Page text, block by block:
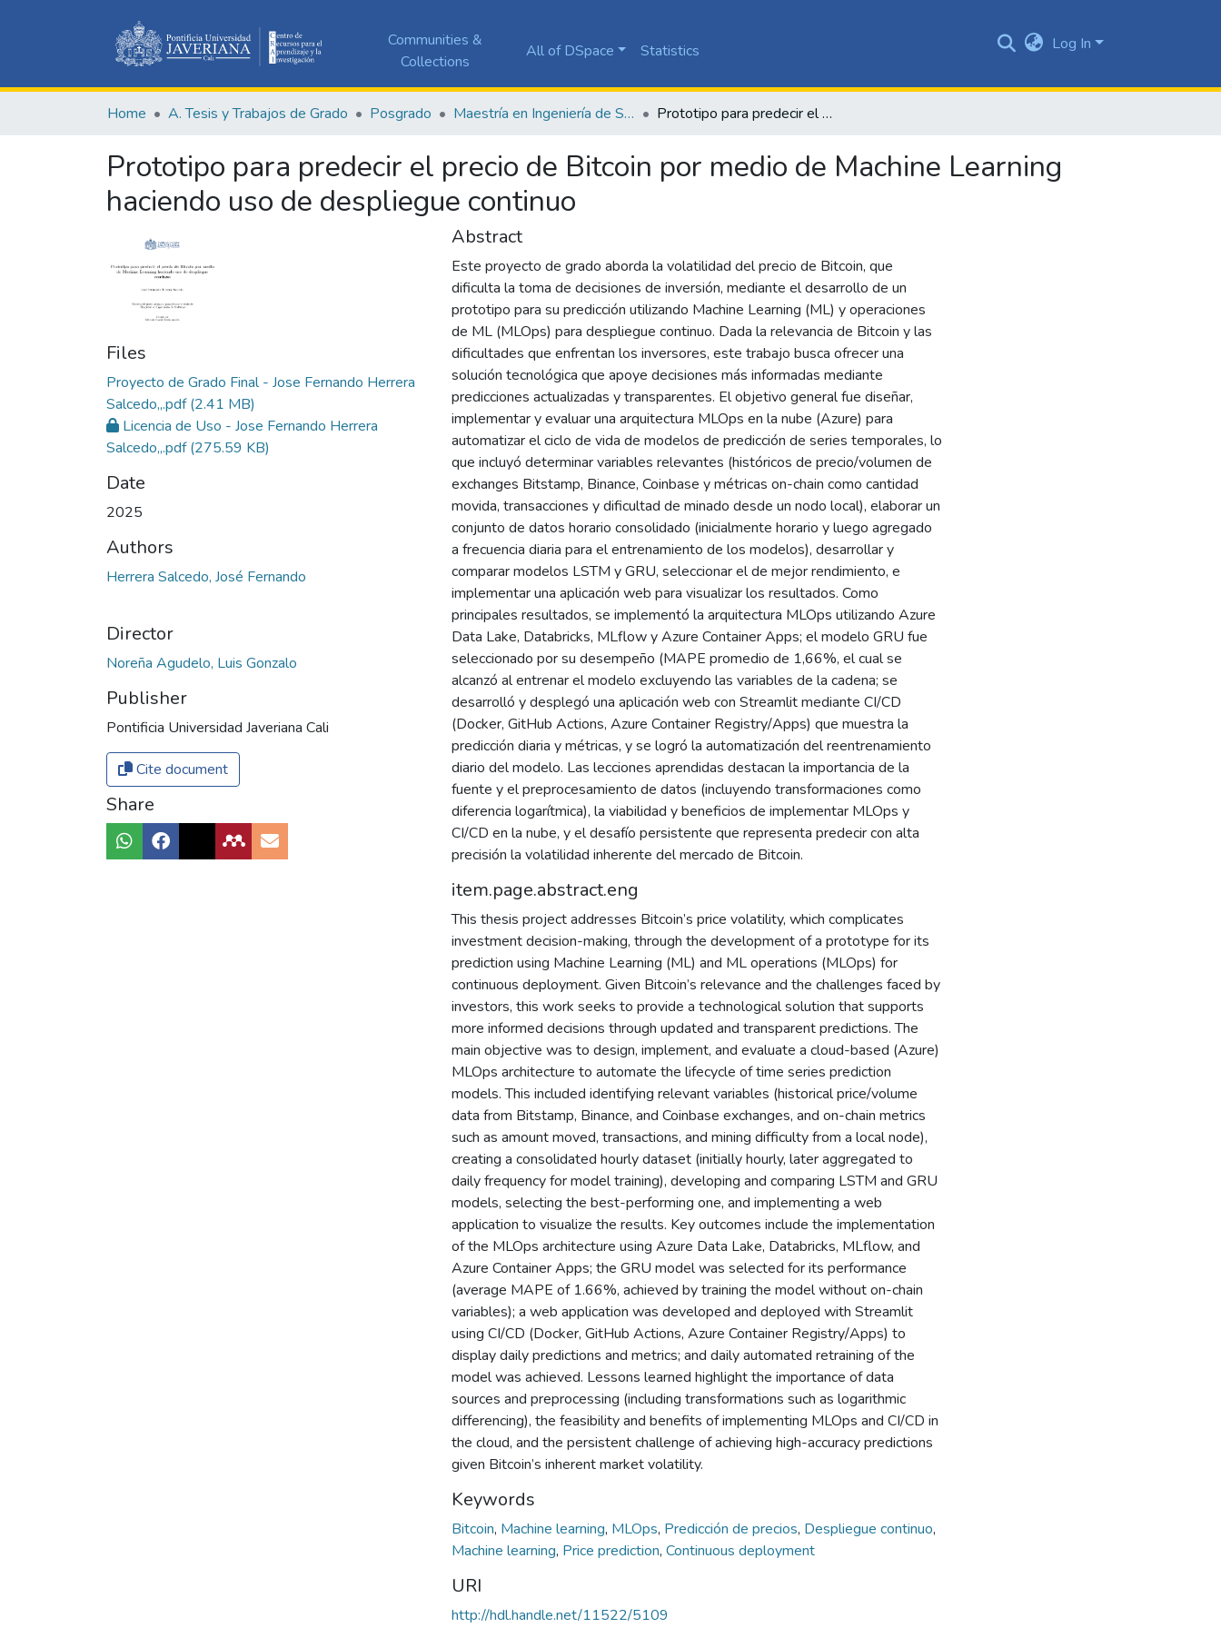
Communities &
Collections
All of DSpace Statistics Log In
Home A. Tesis y Trabajos de Grado Posgrado Maestría en Ingeniería de Software Prototipo para predecir el precio de Bitcoin por medio de Machine Learning haciendo uso de despliegue continuo
Prototipo para predecir el precio de Bitcoin por medio de Machine Learning
haciendo uso de despliegue continuo
Files
Proyecto de Grado Final - Jose Fernando Herrera
Salcedo,,.pdf(2.41 MB)
Licencia de Uso - Jose Fernando Herrera
Salcedo,,.pdf(275.59 KB)
Date
2025
Authors
Herrera Salcedo, José Fernando
Director
Noreña Agudelo, Luis Gonzalo
Publisher
Pontificia Universidad Javeriana Cali
Cite document
Share
Abstract
Este proyecto de grado aborda la volatilidad del precio de Bitcoin, que
dificulta la toma de decisiones de inversión, mediante el desarrollo de un
prototipo para su predicción utilizando Machine Learning (ML) y operaciones
de ML (MLOps) para despliegue continuo. Dada la relevancia de Bitcoin y las
dificultades que enfrentan los inversores, este trabajo busca ofrecer una
solución tecnológica que apoye decisiones más informadas mediante
predicciones actualizadas y transparentes. El objetivo general fue diseñar,
implementar y evaluar una arquitectura MLOps en la nube (Azure) para
automatizar el ciclo de vida de modelos de predicción de series temporales, lo
que incluyó determinar variables relevantes (históricos de precio/volumen de
exchanges Bitstamp, Binance, Coinbase y métricas on-chain como cantidad
movida, transacciones y dificultad de minado desde un nodo local), elaborar un
conjunto de datos horario consolidado (inicialmente horario y luego agregado
a frecuencia diaria para el entrenamiento de los modelos), desarrollar y
comparar modelos LSTM y GRU, seleccionar el de mejor rendimiento, e
implementar una aplicación web para visualizar los resultados. Como
principales resultados, se implementó la arquitectura MLOps utilizando Azure
Data Lake, Databricks, MLflow y Azure Container Apps; el modelo GRU fue
seleccionado por su desempeño (MAPE promedio de 1,66%, el cual se
alcanzó al entrenar el modelo excluyendo las variables de la cadena; se
desarrolló y desplegó una aplicación web con Streamlit mediante CI/CD
(Docker, GitHub Actions, Azure Container Registry/Apps) que muestra la
predicción diaria y métricas, y se logró la automatización del reentrenamiento
diario del modelo. Las lecciones aprendidas destacan la importancia de la
fuente y el preprocesamiento de datos (incluyendo transformaciones como
diferencia logarítmica), la viabilidad y beneficios de implementar MLOps y
CI/CD en la nube, y el desafío persistente que representa predecir con alta
precisión la volatilidad inherente del mercado de Bitcoin.
item.page.abstract.eng
This thesis project addresses Bitcoin’s price volatility, which complicates
investment decision-making, through the development of a prototype for its
prediction using Machine Learning (ML) and ML operations (MLOps) for
continuous deployment. Given Bitcoin’s relevance and the challenges faced by
investors, this work seeks to provide a technological solution that supports
more informed decisions through updated and transparent predictions. The
main objective was to design, implement, and evaluate a cloud-based (Azure)
MLOps architecture to automate the lifecycle of time series prediction
models. This included identifying relevant variables (historical price/volume
data from Bitstamp, Binance, and Coinbase exchanges, and on-chain metrics
such as amount moved, transactions, and mining difficulty from a local node),
creating a consolidated hourly dataset (initially hourly, later aggregated to
daily frequency for model training), developing and comparing LSTM and GRU
models, selecting the best-performing one, and implementing a web
application to visualize the results. Key outcomes include the implementation
of the MLOps architecture using Azure Data Lake, Databricks, MLflow, and
Azure Container Apps; the GRU model was selected for its performance
(average MAPE of 1.66%, achieved by training the model without on-chain
variables); a web application was developed and deployed with Streamlit
using CI/CD (Docker, GitHub Actions, Azure Container Registry/Apps) to
display daily predictions and metrics; and daily automated retraining of the
model was achieved. Lessons learned highlight the importance of data
sources and preprocessing (including transformations such as logarithmic
differencing), the feasibility and benefits of implementing MLOps and CI/CD in
the cloud, and the persistent challenge of achieving high-accuracy predictions
given Bitcoin’s inherent market volatility.
Keywords
Bitcoin, Machine learning, MLOps, Predicción de precios, Despliegue continuo,
Machine learning, Price prediction, Continuous deployment
URI
http://hdl.handle.net/11522/5109